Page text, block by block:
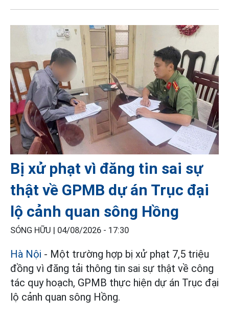
Bị xử phạt vì đăng tin sai sự
thật về GPMB dự án Trục đại
lộ cảnh quan sông Hồng
SÓNG HỮU | 04/08/2026 - 17:30
Hà Nội - Một trường hợp bị xử phạt 7,5 triệu
đồng vì đăng tải thông tin sai sự thật về công
tác quy hoạch, GPMB thực hiện dự án Trục đại
lộ cảnh quan sông Hồng.